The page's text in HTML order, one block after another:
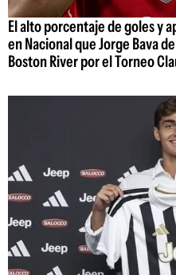
El alto porcentaje de goles y
en Nacional que Jorge Bava
Boston River por el Torneo